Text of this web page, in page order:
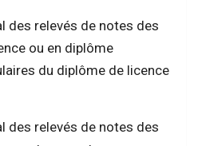
des relevés de notes des
ou en diplôme
du diplôme de licence
des relevés de notes des